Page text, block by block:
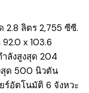
2.8 ลิตร 2,755 ซีซี.
x 103.6
ำลังสูงสุด 204
สุด 500 นิวตัน
ร์อัตโนมัติ 6 จังหวะ